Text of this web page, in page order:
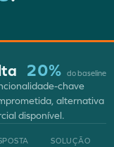
20% do baseline
chave
alternativa
disponível.
SOLUÇÃO